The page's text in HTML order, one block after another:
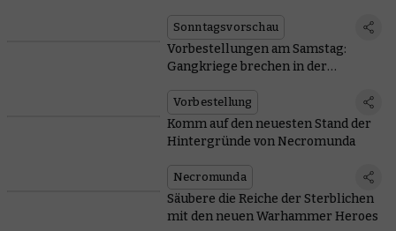
Sonntagsvorschau
Vorbestellungen am Samstag:
Gangkriege brechen in der
Vorbestellung
Komm auf den neuesten Stand der
Hintergründe von Necromunda
Necromunda
Säubere die Reiche der Sterblichen
mit den neuen Warhammer Heroes